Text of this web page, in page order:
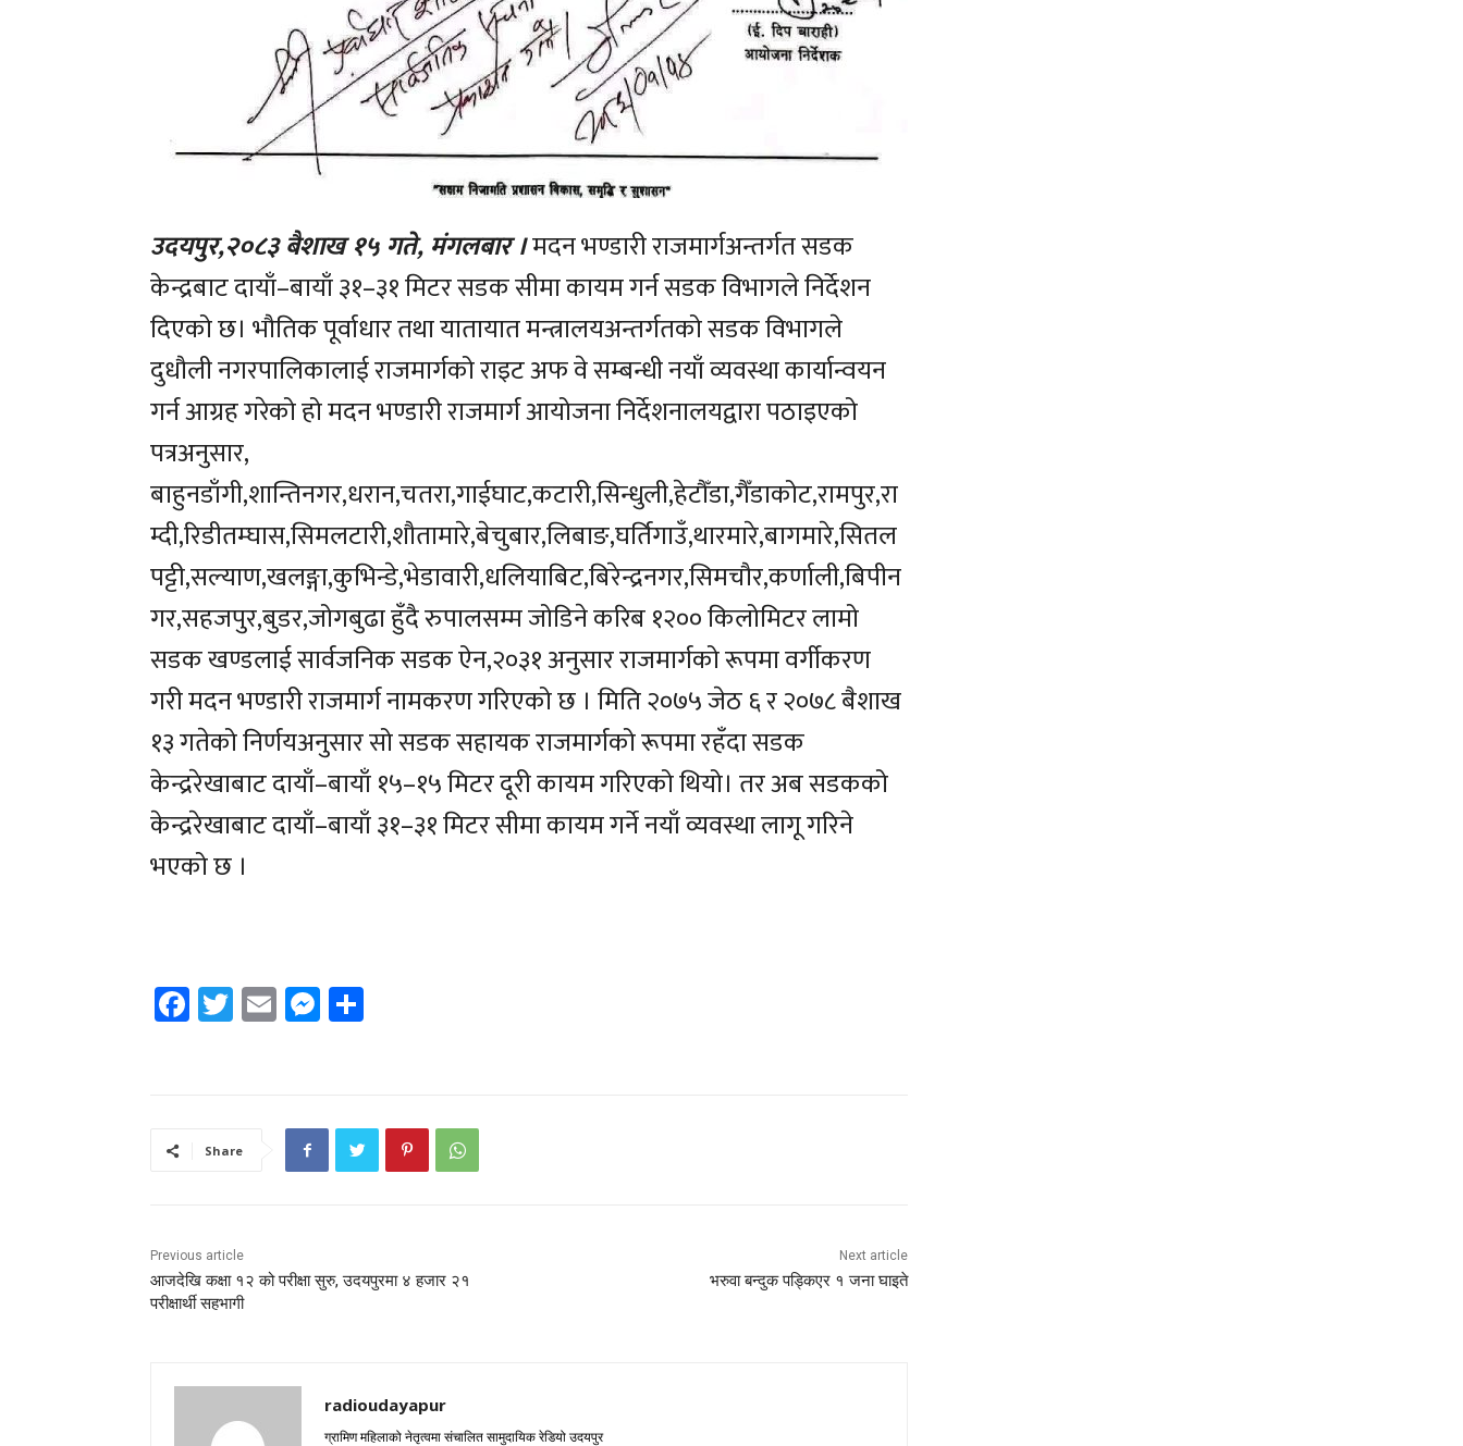
उदयपुर,२०८३ बैशाख १५ गते, मंगलबार ।मदन भण्डारी राजमार्गअन्तर्गत सडक
केन्द्रबाट दायाँ–बायाँ ३१–३१ मिटर सडक सीमा कायम गर्न सडक विभागले निर्देशन
दिएको छ। भौतिक पूर्वाधार तथा यातायात मन्त्रालयअन्तर्गतको सडक विभागले
दुधौली नगरपालिकालाई राजमार्गको राइट अफ वे सम्बन्धी नयाँ व्यवस्था कार्यान्वयन
गर्न आग्रह गरेको हो मदन भण्डारी राजमार्ग आयोजना निर्देशनालयद्वारा पठाइएको
पत्रअनुसार,
बाहुनडाँगी,शान्तिनगर,धरान,चतरा,गाईघाट,कटारी,सिन्धुली,हेटौँडा,गैँडाकोट,रामपुर,रा
म्दी,रिडीतम्घास,सिमलटारी,शौतामारे,बेचुबार,लिबाङ,घर्तिगाउँ,थारमारे,बागमारे,सितल
पट्टी,सल्याण,खलङ्गा,कुभिन्डे,भेडावारी,धलियाबिट,बिरेन्द्रनगर,सिमचौर,कर्णाली,बिपीन
गर,सहजपुर,बुडर,जोगबुढा हुँदै रुपालसम्म जोडिने करिब १२०० किलोमिटर लामो
सडक खण्डलाई सार्वजनिक सडक ऐन,२०३१ अनुसार राजमार्गको रूपमा वर्गीकरण
गरी मदन भण्डारी राजमार्ग नामकरण गरिएको छ । मिति २०७५ जेठ ६ र २०७८ बैशाख
१३ गतेको निर्णयअनुसार सो सडक सहायक राजमार्गको रूपमा रहँदा सडक
केन्द्ररेखाबाट दायाँ–बायाँ १५–१५ मिटर दूरी कायम गरिएको थियो। तर अब सडकको
केन्द्ररेखाबाट दायाँ–बायाँ ३१–३१ मिटर सीमा कायम गर्ने नयाँ व्यवस्था लागू गरिने
भएको छ ।
Facebook
Twitter
EmailMessenger
Share
Previous article
आजदेखि कक्षा १२ को परीक्षा सुरु, उदयपुरमा ४ हजार २१
परीक्षार्थी सहभागी
Next article
भरुवा बन्दुक पड्किएर १ जना घाइते
radioudayapur
ग्रामिण महिलाको नेतृत्वमा संचालित सामुदायिक रेडियो उदयपुर